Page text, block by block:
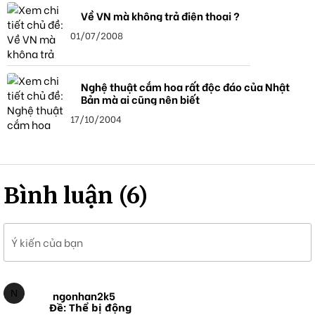
Về VN mà không trả điện thoại ?
01/07/2008
Nghệ thuật cắm hoa rất độc đáo của Nhật
Bản mà ai cũng nên biết
17/10/2004
Bình luận (6)
Ý kiến của bạn
N ngonhan2k5
Ðề: Thể bị động